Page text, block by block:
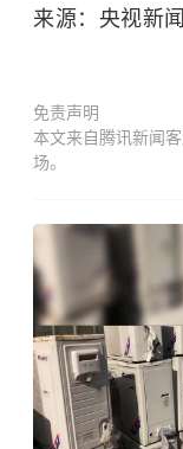
来源：央视新
免责声明
本文来自腾讯新闻
场。